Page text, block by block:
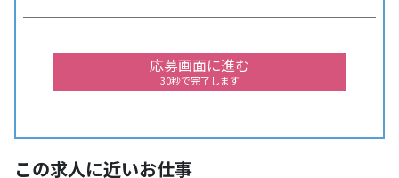
応募画面に進む
30秒で完了します
この求人に近いお仕事